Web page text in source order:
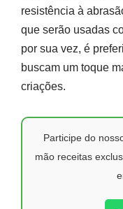
resistência à
que serão usadas
por sua vez, é
buscam um toque
criações.
Participe do
mão receitas